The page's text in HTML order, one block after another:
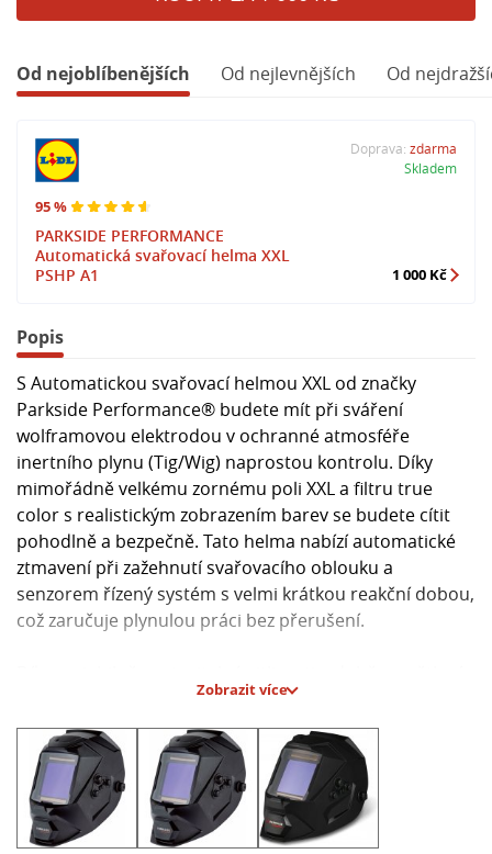
Od nejoblíbenějších Od nejlevnějších Od
95 %
PARKSIDE PERFORMANCE
Automatická svařovací helma XXL
PSHP A1
Doprava: zdarma
Skladem
1 000 Kč
Popis
S Automatickou svařovací helmou XXL od značky
Parkside Performance® budete mít při sváření
wolframovou elektrodou v ochranné atmosféře
inertního plynu (Tig/Wig) naprostou kontrolu. Díky
mimořádně velkému zornému poli XXL a filtru true
color s realistickým zobrazením barev se budete cítit
pohodlně a bezpečně. Tato helma nabízí automatické
ztmavení při zažehnutí svařovacího oblouku a
senzorem řízený systém s velmi krátkou reakční dobou,
což zaručuje plynulou práci bez přerušení.
testovacímu tlačítku pro zkoušku funkčnosti a možnosti
nastavení ochranného stupně DIN podle vašich potřeb
bude vaše svářečská práce ještě efektivnější. Tato
helma je také vhodná pro létající jiskry při broušení a
všechny ovladače jsou snadno dostupné přímo na
vnější straně přilby.
Zobrazit více